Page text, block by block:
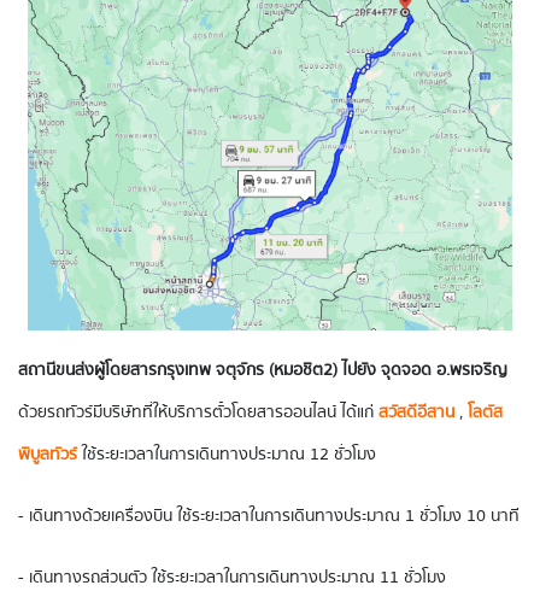
สถานีขนส่งผู้โดยสารกรุงเทพ จตุจักร (หมอชิต2) ไปยัง จุดจอด อ.พรเจริญ
ด้วยรถทัวร์มีบริษัทที่ให้บริการตั๋วโดยสารออนไลน์ ได้แก่สวัสดีอีสาน,โลตัส
พิบูลทัวร์ใช้ระยะเวลาในการเดินทางประมาณ 12 ชั่วโมง
- เดินทางด้วยเครื่องบิน ใช้ระยะเวลาในการเดินทางประมาณ 1 ชั่วโมง 10 นาที
- เดินทางรถส่วนตัว ใช้ระยะเวลาในการเดินทางประมาณ 11 ชั่วโมง